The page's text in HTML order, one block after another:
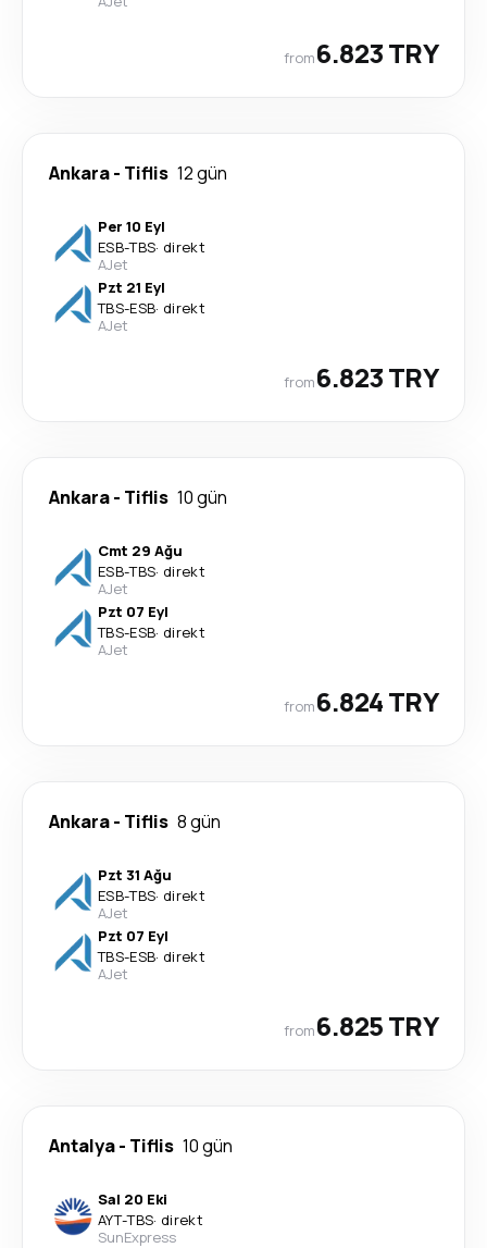
from6.823 TRY
Ankara- Tiflis 12 gün
Per 10 Eyl
ESB-TBS· direkt
AJet
Pzt 21 Eyl
TBS-ESB· direkt
AJet
from6.823 TRY
Ankara- Tiflis 10 gün
Cmt 29 Ağu
ESB-TBS· direkt
AJet
Pzt 07 Eyl
TBS-ESB· direkt
AJet
from6.824 TRY
Ankara- Tiflis 8 gün
Pzt 31 Ağu
ESB-TBS· direkt
AJet
Pzt 07 Eyl
TBS-ESB· direkt
AJet
from6.825 TRY
Antalya- Tiflis 10 gün
Sal 20 Eki
AYT-TBS· direkt
SunExpress